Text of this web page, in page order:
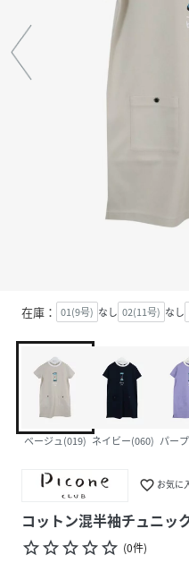
在庫： 01(9号) なし 02(11号) なし
ベージュ(019) ネイビー(060) パー
favorite_border お気に
コットン混半袖チュニッ
star_borderstar_borderstar_borderstar_borderstar_border (0件)